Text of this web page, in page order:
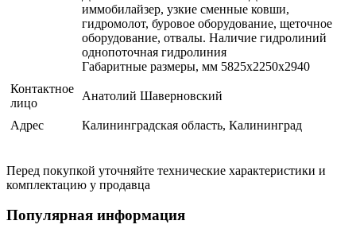
иммобилайзер, узкие сменные ковши,
гидромолот, буровое оборудование, щеточное
оборудование, отвалы. Наличие гидролиний
однопоточная гидролиния
Габаритные размеры, мм 5825х2250х2940
Контактное
лицо
Анатолий Шаверновский
Адрес Калининградская область, Калининград
Перед покупкой уточняйте технические характеристики и
комплектацию у продавца
Популярная информация